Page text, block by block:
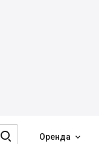
 Оренда 